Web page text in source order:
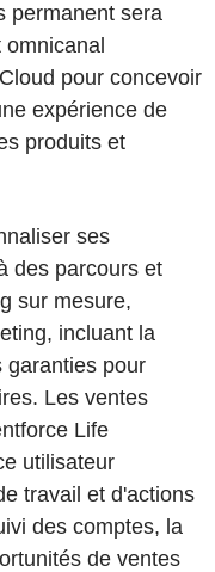
permanent sera
pour concevoir
expérience de
produits et
ses
des parcours et
sur mesure,
incluant la
garanties pour
Les ventes
Life
utilisateur
travail et d'actions
des comptes, la
de ventes